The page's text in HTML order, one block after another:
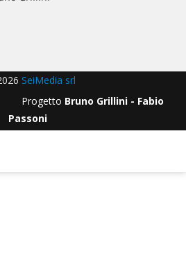
SeiMedia srl
Progetto Bruno Grillini - Fabio
Passoni